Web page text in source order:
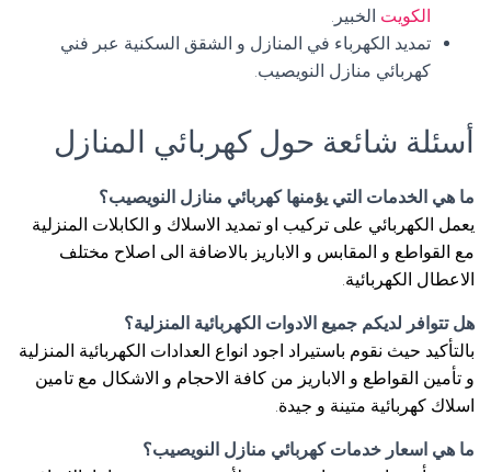
الكويت الخبير.
تمديد الكهرباء في المنازل و الشقق السكنية عبر فني
كهربائي منازل النويصيب.
أسئلة شائعة حول كهربائي المنازل
ما هي الخدمات التي يؤمنها كهربائي منازل النويصيب؟
يعمل الكهربائي على تركيب او تمديد الاسلاك و الكابلات المنزلية
مع القواطع و المقابس و الاباريز بالاضافة الى اصلاح مختلف
الاعطال الكهربائية.
هل تتوافر لديكم جميع الادوات الكهربائية المنزلية؟
بالتأكيد حيث نقوم باستيراد اجود انواع العدادات الكهربائية المنزلية
و تأمين القواطع و الاباريز من كافة الاحجام و الاشكال مع تامين
اسلاك كهربائية متينة و جيدة.
ما هي اسعار خدمات كهربائي منازل النويصيب؟